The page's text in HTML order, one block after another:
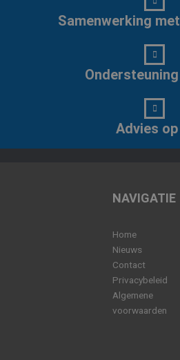
Samenwerking
Advies
NAVIGATIE
Home
Nieuws
Contact
Privacybeleid
Algemene
voorwaarden